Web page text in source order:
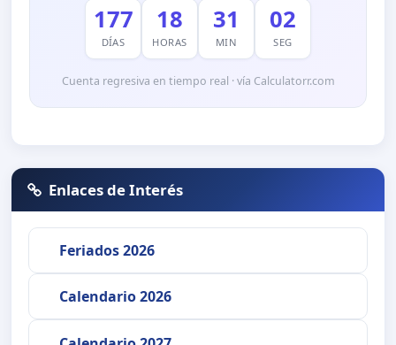
177
DÍAS
18
HORAS
31
MIN
02
SEG
Cuenta regresiva en tiempo real · vía Calculatorr.com
Enlaces de Interés
Feriados 2026
Calendario 2026